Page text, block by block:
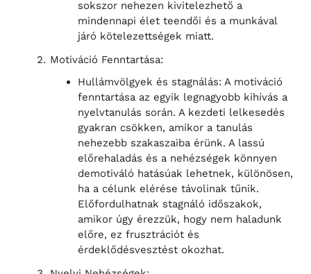
sokszor nehezen kivitelezhető a
mindennapi élet teendői és a munkával
járó kötelezettségek miatt.
Motiváció Fenntartása:
Hullámvölgyek és stagnálás: A motiváció
fenntartása az egyik legnagyobb kihívás a
nyelvtanulás során. A kezdeti lelkesedés
gyakran csökken, amikor a tanulás
nehezebb szakaszaiba érünk. A lassú
előrehaladás és a nehézségek könnyen
demotiváló hatásúak lehetnek, különösen,
ha a célunk elérése távolinak tűnik.
Előfordulhatnak stagnáló időszakok,
amikor úgy érezzük, hogy nem haladunk
előre, ez frusztrációt és
érdeklődésvesztést okozhat.